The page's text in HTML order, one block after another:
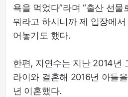
욕을 먹었다”라며 “출산 선
뭐라고 하시니까 제 입장에서
어놓기도 했다.
한편, 지연수는 지난 2014년
라이와 결혼해 2016년 아들
년 이혼했다.